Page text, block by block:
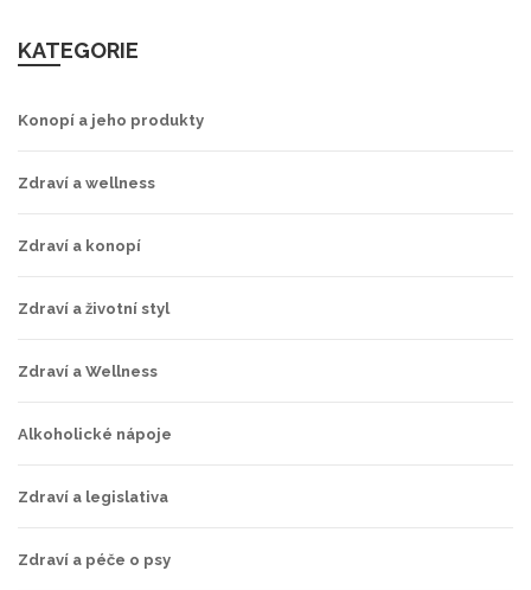
KATEGORIE
Konopí a jeho produkty
Zdraví a wellness
Zdraví a konopí
Zdraví a životní styl
Zdraví a Wellness
Alkoholické nápoje
Zdraví a legislativa
Zdraví a péče o psy